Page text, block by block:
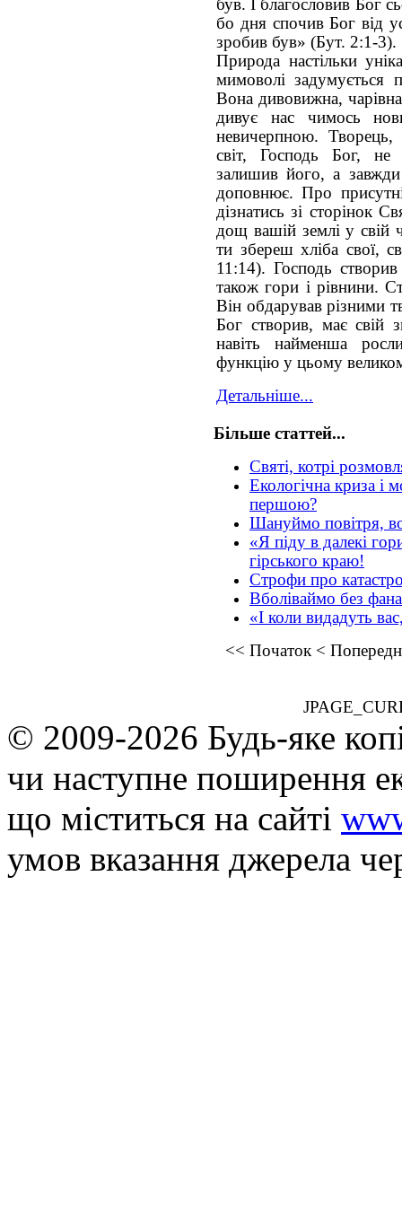
був. І благословив Бог
бо дня спочив Бог від
зробив був» (Бут. 2:1-3).
Природа настільки
мимоволі задумується
Вона дивовижна,
дивує нас чимось
невичерпною. Творець,
світ, Господь Бог, не
залишив його, а
доповнює. Про
дізнатись зі сторінок
дощ вашій землі у свій
ти збереш хліба свої,
11:14). Господь
також гори і рівнини.
Він обдарував різними
Бог створив, має свій
навіть найменша
функцію у цьому
Детальніше...
Більше статтей...
Святі, котрі
Екологічна криза і
першою?
Шануймо повітря,
«Я піду в далекі
гірського краю!
Строфи про
Вболіваймо без
«І коли видадуть
<< Початок <
© 2009-2026 Будь-яке
чи наступне поширення
що мiститься на сайті
умов вказання джерела